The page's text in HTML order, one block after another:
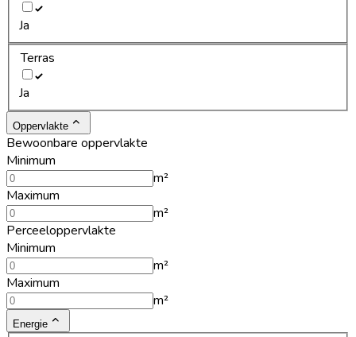
Ja
Terras
Ja
Oppervlakte
Bewoonbare oppervlakte
Minimum
m²
Maximum
m²
Perceeloppervlakte
Minimum
m²
Maximum
m²
Energie